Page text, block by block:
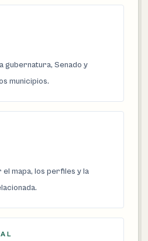
gubernatura, Senado y
municipios.
mapa, los perfiles y la